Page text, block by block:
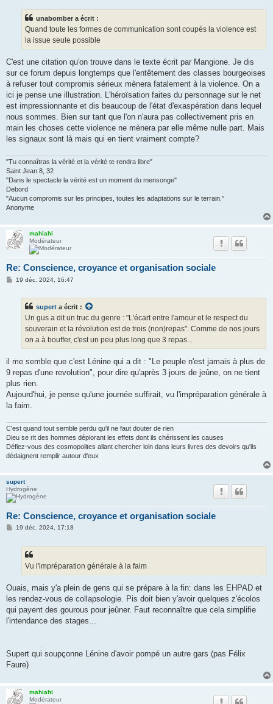
unabomber a écrit :
Quand toute les formes de communication sont coupés la violence est
la issue seule possible
C'est une citation qu'on trouve dans le texte écrit par Mangione. Je dis
sur ce forum depuis longtemps que l'entêtement des classes bourgeoises
à refuser tout compromis sérieux mènera fatalement à la violence. On a
ici je pense une illustration. L'héroïsation faites du personnage sur le net
est impressionnante et dis beaucoup de l'état d'exaspération dans lequel
nous sommes. Bien sur tant que l'on n'aura pas collectivement pris en
main les choses cette violence ne mènera par elle même nulle part. Mais
les signaux sont là mais qui en tient vraiment compte?
"Tu connaîtras la vérité et la vérité te rendra libre"
Saint Jean 8, 32
"Dans le spectacle la vérité est un moment du mensonge"
Debord
"Aucun compromis sur les principes, toutes les adaptations sur le terrain."
Anonyme
mahiahi
Modérateur
Re: Conscience, croyance et organisation sociale
M19 déc. 2024, 16:47
supert a écrit :
Un gus a dit un truc du genre : "L'écart entre l'amour et le respect du
souverain et la révolution est de trois (non)repas". Comme de nos jours
on a à bouffer, c'est un peu plus long que 3 repas...
il me semble que c'est Lénine qui a dit : "Le peuple n'est jamais à plus de
9 repas d'une revolution", pour dire qu'après 3 jours de jeûne, on ne tient
plus rien.
Aujourd'hui, je pense qu'une journée suffirait, vu l'impréparation générale à
la faim.
C'est quand tout semble perdu qu'il ne faut douter de rien
Dieu se rit des hommes déplorant les effets dont ils chérissent les causes
Défiez-vous des cosmopolites allant chercher loin dans leurs livres des devoirs qu'ils
dédaignent remplir autour d'eux
supert
Hydrogène
Re: Conscience, croyance et organisation sociale
M
19 déc. 2024, 17:18
Vu l'impréparation générale à la faim
Ouais, mais y'a plein de gens qui se prépare à la fin: dans les EHPAD et
les rendez-vous de collapsologie. Pis doit bien y'avoir quelques z'écolos
qui payent des gourous pour jeûner. Faut reconnaître que cela simplifie
l'intendance des stages...
Supert qui soupçonne Lénine d'avoir pompé un autre gars (pas Félix
Faure)
mahiahi
Modérateur